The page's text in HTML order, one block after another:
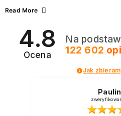
zarówno energetycznych odcieni
2026? Znajdź inspirację dla
Read More
4.8
Ocena
Na
122 602
Jak